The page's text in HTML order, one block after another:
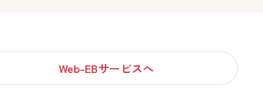
Web-EBサービスへ